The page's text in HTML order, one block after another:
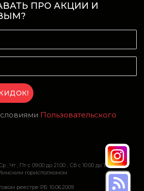
ПРО АКЦИИ И
Пользовательского
Чт , Пт c 09:00 до 21:00 ; Сб c 10:00 до 16:00
горисполкомом
реестре РБ: 10.06.2009